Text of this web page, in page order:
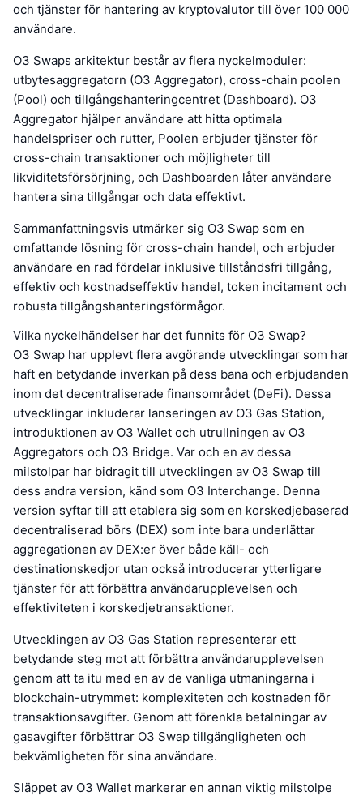
och tjänster för hantering av kryptovalutor till över 100 000
användare.
O3 Swaps arkitektur består av flera nyckelmoduler:
utbytesaggregatorn (O3 Aggregator), cross-chain poolen
(Pool) och tillgångshanteringcentret (Dashboard). O3
Aggregator hjälper användare att hitta optimala
handelspriser och rutter, Poolen erbjuder tjänster för
cross-chain transaktioner och möjligheter till
likviditetsförsörjning, och Dashboarden låter användare
hantera sina tillgångar och data effektivt.
Sammanfattningsvis utmärker sig O3 Swap som en
omfattande lösning för cross-chain handel, och erbjuder
användare en rad fördelar inklusive tillståndsfri tillgång,
effektiv och kostnadseffektiv handel, token incitament och
robusta tillgångshanteringsförmågor.
Vilka nyckelhändelser har det funnits för O3 Swap?
O3 Swap har upplevt flera avgörande utvecklingar som har
haft en betydande inverkan på dess bana och erbjudanden
inom det decentraliserade finansområdet (DeFi). Dessa
utvecklingar inkluderar lanseringen av O3 Gas Station,
introduktionen av O3 Wallet och utrullningen av O3
Aggregators och O3 Bridge. Var och en av dessa
milstolpar har bidragit till utvecklingen av O3 Swap till
dess andra version, känd som O3 Interchange. Denna
version syftar till att etablera sig som en korskedjebaserad
decentraliserad börs (DEX) som inte bara underlättar
aggregationen av DEX:er över både käll- och
destinationskedjor utan också introducerar ytterligare
tjänster för att förbättra användarupplevelsen och
effektiviteten i korskedjetransaktioner.
Utvecklingen av O3 Gas Station representerar ett
betydande steg mot att förbättra användarupplevelsen
genom att ta itu med en av de vanliga utmaningarna i
blockchain-utrymmet: komplexiteten och kostnaden för
transaktionsavgifter. Genom att förenkla betalningar av
gasavgifter förbättrar O3 Swap tillgängligheten och
bekvämligheten för sina användare.
Släppet av O3 Wallet markerar en annan viktig milstolpe